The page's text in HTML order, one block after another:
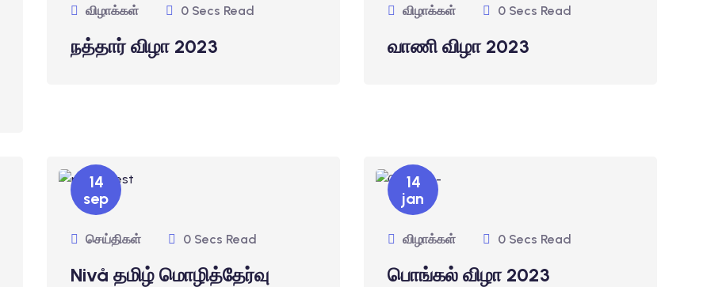
விழாக்கள் 0 Secs Read
நத்தார் விழா 2023
விழாக்கள் 0 Secs Read
வாணி விழா 2023
14
sep
செய்திகள் 0 Secs Read
Nivå தமிழ் மொழித்தேர்வு
14
jan
விழாக்கள் 0 Secs Read
பொங்கல் விழா 2023